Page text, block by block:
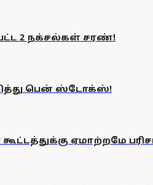
2 நக்சல்கள் சரண்!
பென் ஸ்டோக்ஸ்!
ஏமாற்றமே